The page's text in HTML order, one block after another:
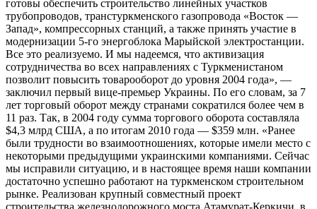
готовы обеспечить строительство линейных участков
трубопроводов, транстуркменского газопровода «Восток —
Запад», компрессорных станций, а также принять участие в
модернизации 5-го энергоблока Марыйской электростанции.
Все это реализуемо. И мы надеемся, что активизация
сотрудничества во всех направлениях с Туркменистаном
позволит повысить товарооборот до уровня 2004 года», —
заключил первый вице-премьер Украины. По его словам, за 7
лет торговый оборот между странами сократился более чем в
11 раз. Так, в 2004 году сумма торгового оборота составляла
$4,3 млрд США, а по итогам 2010 года — $359 млн. «Ранее
были трудности во взаимоотношениях, которые имели место с
некоторыми предыдущими украинскими компаниями. Сейчас
мы исправили ситуацию, и в настоящее время наши компании
достаточно успешно работают на туркменском строительном
рынке. Реализован крупный совместный проект
строительства железнодорожного моста Атамурат-Керкичи, в